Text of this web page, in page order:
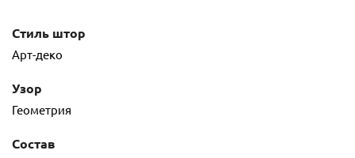
Стиль штор
Арт-деко
Узор
Геометрия
Состав